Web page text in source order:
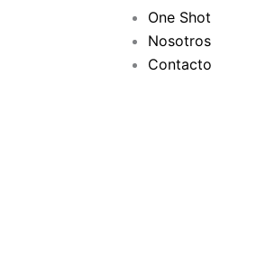
One Shot
Nosotros
Contacto